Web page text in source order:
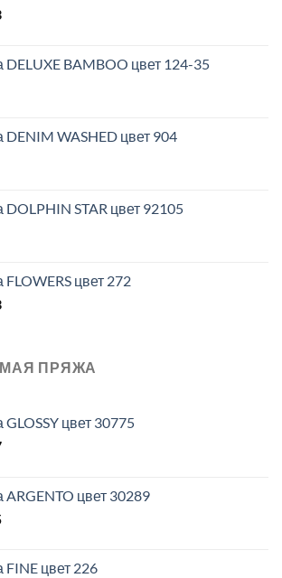
BAMBOO цвет 124-35
WASHED цвет 904
STAR цвет 92105
цвет 272
ПРЯЖА
цвет 30775
цвет 30289
цвет 226